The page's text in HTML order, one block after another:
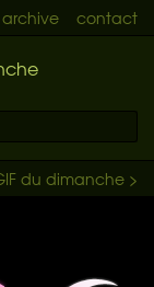
archive contact
du dimanche >